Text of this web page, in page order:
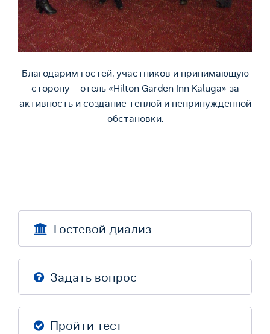
Благодарим гостей, участников и принимающую
сторону - отель «Hilton Garden Inn Kaluga» за
активность и создание теплой и непринужденной
обстановки.
Гостевой диализ
Задать вопрос
Пройти тест